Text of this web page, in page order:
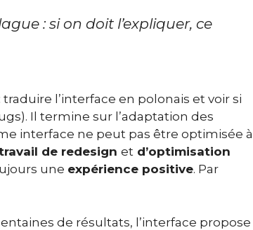
: si on doit l’expliquer, ce
l’interface en polonais et voir si
Il termine sur l’adaptation des
interface ne peut pas être optimisée à
de redesign et d’optimisation
une expérience positive. Par
de résultats, l’interface propose